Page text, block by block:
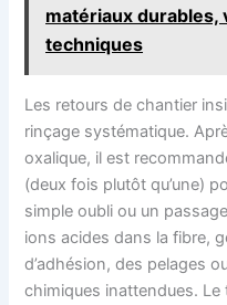
matériaux
techniques
Les retours de chantier
rinçage systématique.
oxalique, il est
(deux fois plutôt qu’une)
simple oubli ou un
ions acides dans la fibre,
d’adhésion, des pelages
chimiques inattendues. Le